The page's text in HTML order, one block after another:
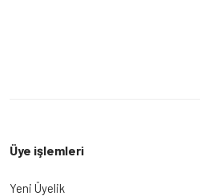
Üye işlemleri
Yeni Üyelik